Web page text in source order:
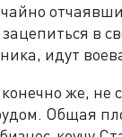
в
идут
же,
Общая